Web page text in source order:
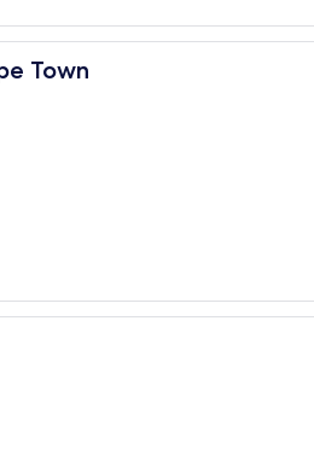
Town